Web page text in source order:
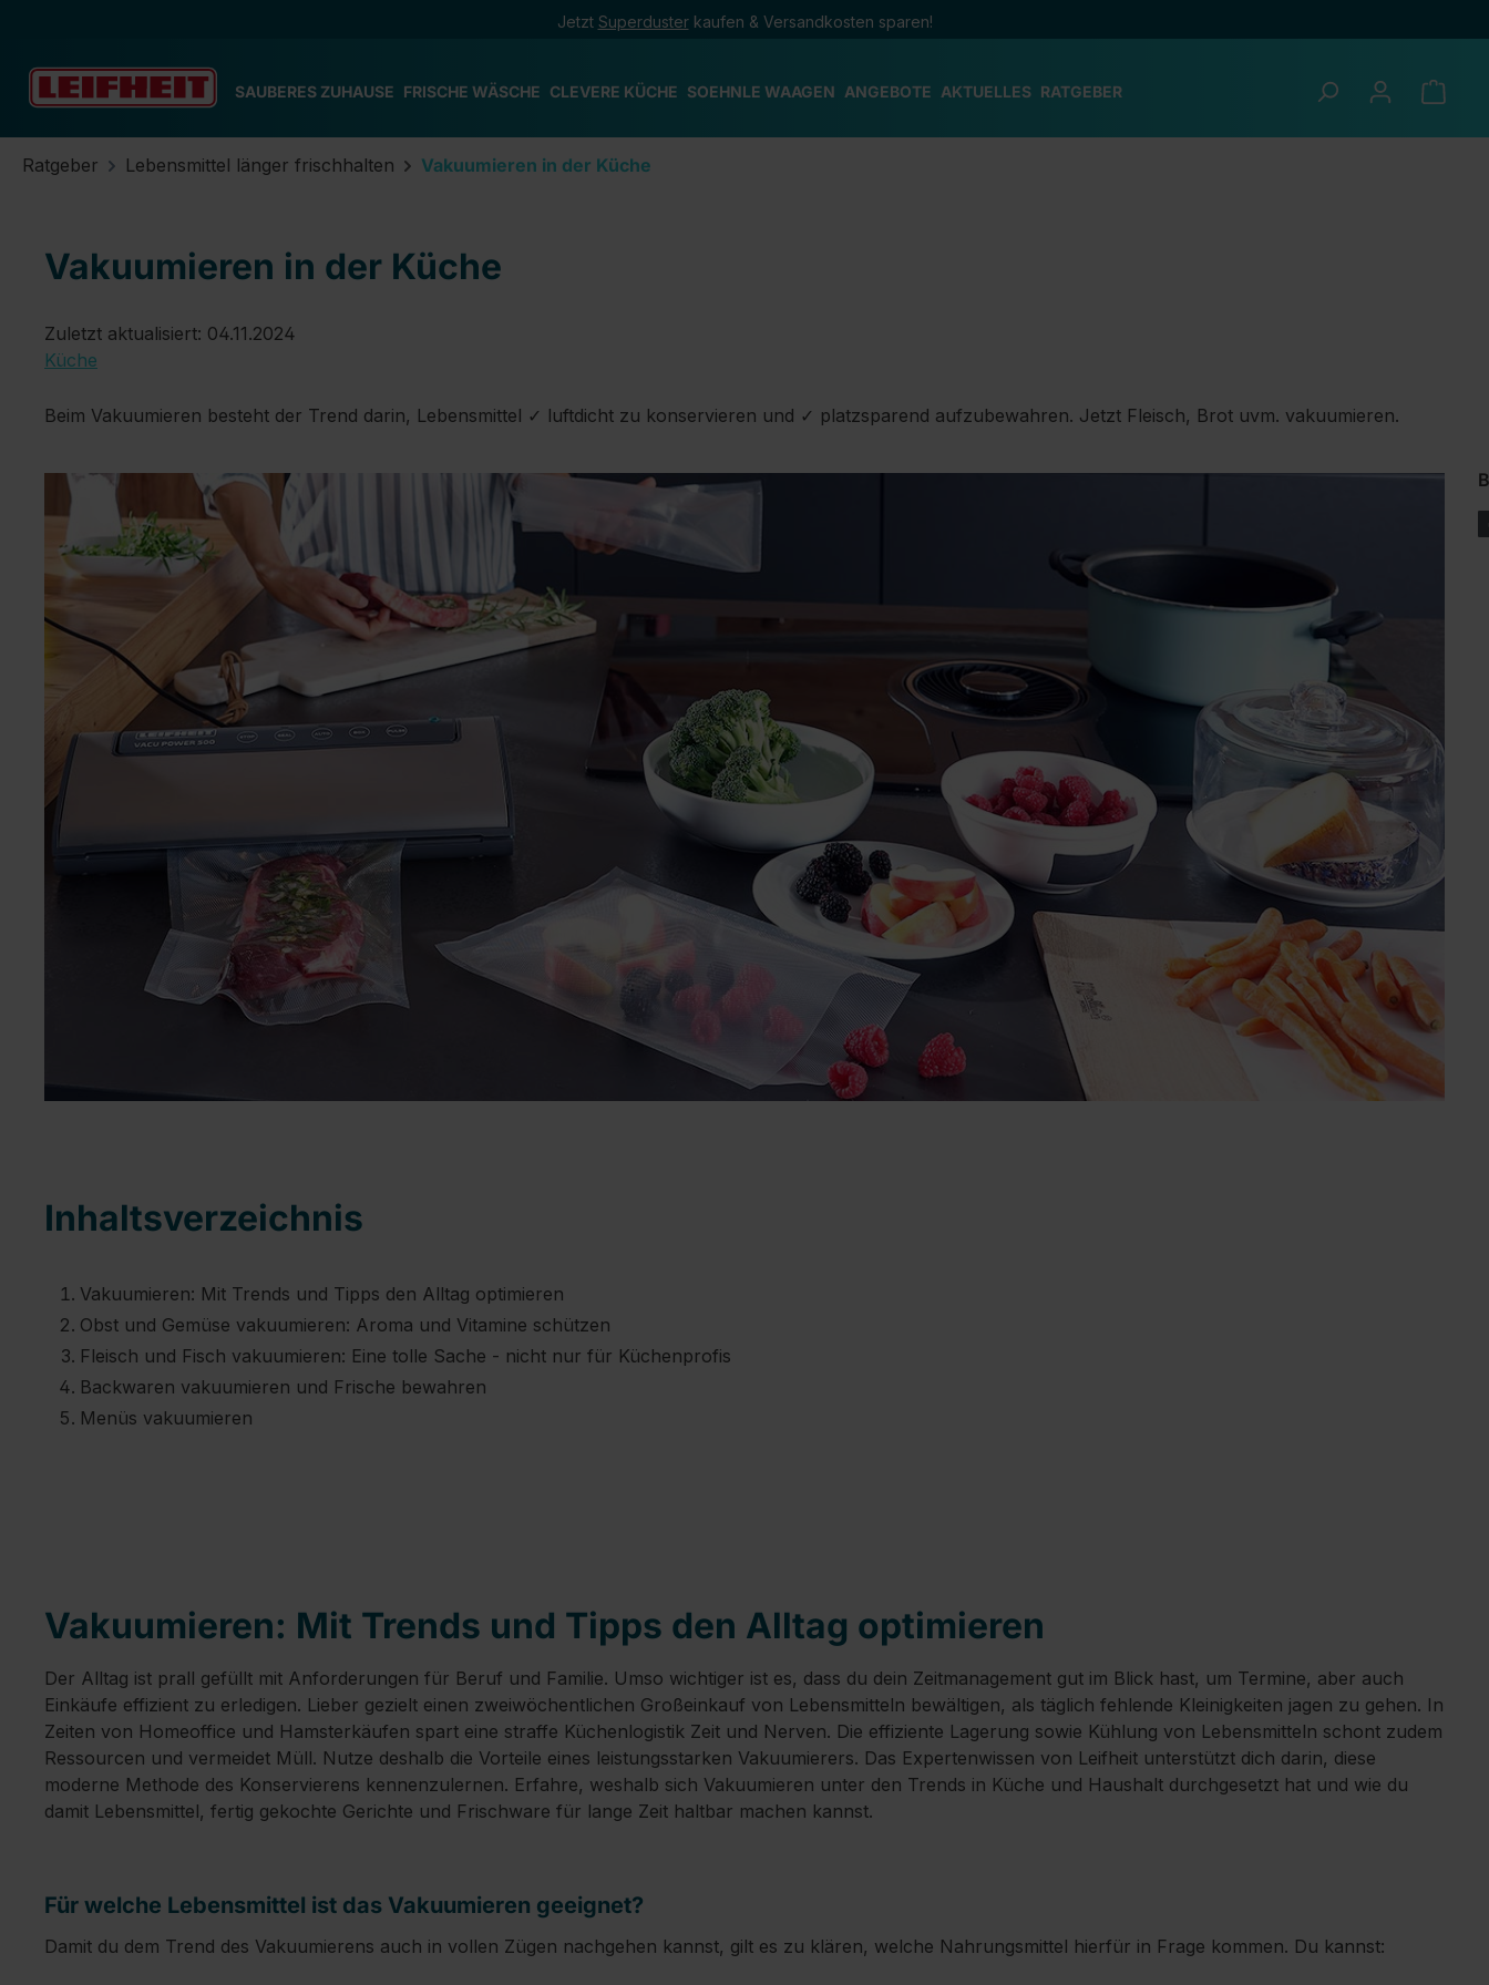
Jetzt Superdusterkaufen & Versandkosten sparen!
SAUBERES ZUHAUSE FRISCHE WÄSCHE CLEVERE KÜCHE SOEHNLE WAAGEN ANGEBOTE AKTUELLES RATGEBER
Ratgeber Lebensmittel länger frischhalten Vakuumieren in der Küche
Vakuumieren in der Küche
Zuletzt aktualisiert: 04.11.2024
Küche
Beim Vakuumieren besteht der Trend darin, Lebensmittel ✓ luftdicht zu konservieren und ✓ platzsparend aufzubewahren. Jetzt Fleisch, Brot uvm. vakuumieren.
Inhaltsverzeichnis
Vakuumieren: Mit Trends und Tipps den Alltag optimieren
Obst und Gemüse vakuumieren: Aroma und Vitamine schützen
Fleisch und Fisch vakuumieren: Eine tolle Sache - nicht nur für Küchenprofis
Backwaren vakuumieren und Frische bewahren
Menüs vakuumieren
Vakuumieren: Mit Trends und Tipps den Alltag optimieren
Der Alltag ist prall gefüllt mit Anforderungen für Beruf und Familie. Umso wichtiger ist es, dass du dein Zeitmanagement gut im Blick hast, um Termine, aber auch
Einkäufe effizient zu erledigen. Lieber gezielt einen zweiwöchentlichen Großeinkauf von Lebensmitteln bewältigen, als täglich fehlende Kleinigkeiten jagen zu gehen. In
Zeiten von Homeoffice und Hamsterkäufen spart eine straffe Küchenlogistik Zeit und Nerven. Die effiziente Lagerung sowie Kühlung von Lebensmitteln schont zudem
Ressourcen und vermeidet Müll. Nutze deshalb die Vorteile eines leistungsstarken Vakuumierers. Das Expertenwissen von Leifheit unterstützt dich darin, diese
moderne Methode des Konservierens kennenzulernen. Erfahre, weshalb sich Vakuumieren unter den Trends in Küche und Haushalt durchgesetzt hat und wie du
damit Lebensmittel, fertig gekochte Gerichte und Frischware für lange Zeit haltbar machen kannst.
Für welche Lebensmittel ist das Vakuumieren geeignet?
Damit du dem Trend des Vakuumierens auch in vollen Zügen nachgehen kannst, gilt es zu klären, welche Nahrungsmittel hierfür in Frage kommen. Du kannst: